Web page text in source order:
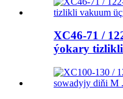
XC46-71 /
ýokary